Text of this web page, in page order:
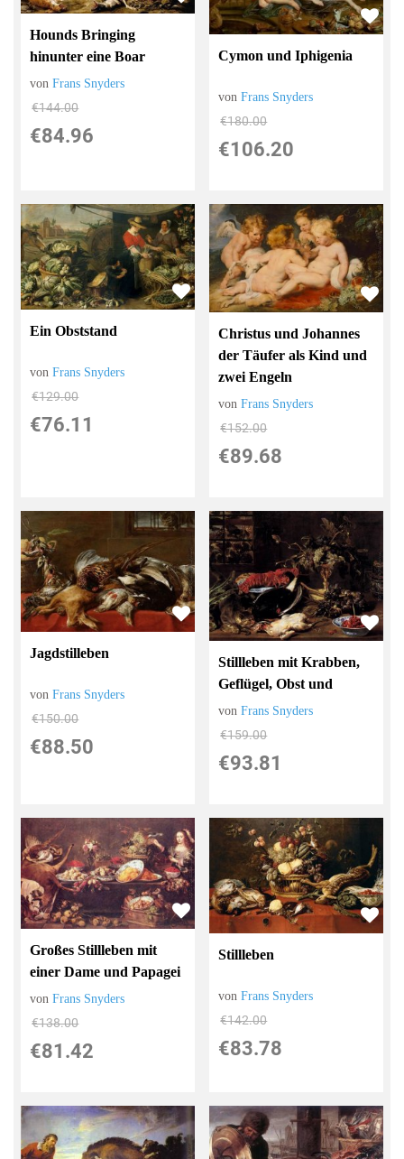
Hounds Bringing
hinunter eine Boar
vonFrans Snyders
€144.00
€84.96
Cymon und Iphigenia
vonFrans Snyders
€180.00
€106.20
Ein Obststand
vonFrans Snyders
€129.00
€76.11
Christus und Johannes
der Täufer als Kind und
zwei Engeln
vonFrans Snyders
€152.00
€89.68
Jagdstilleben
vonFrans Snyders
€150.00
€88.50
Stillleben mit Krabben,
Geflügel, Obst und
vonFrans Snyders
€159.00
€93.81
Großes Stillleben mit
einer Dame und Papagei
vonFrans Snyders
€138.00
€81.42
Stillleben
vonFrans Snyders
€142.00
€83.78